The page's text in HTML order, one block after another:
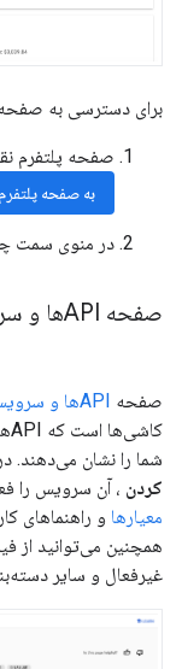
برای دسترسی به
صفحه پلتفرم
به صفحه
در منوی سمت
صفحه APIها و سرویس‌های پلتفرم نقشه‌های گوگل
صفحه APIها و سرویس‌های
شما را نشان می‌دهند.
کردن ، آن سرویس را
معیارها
همچنین می‌توانید از
غیرفعال و سایر